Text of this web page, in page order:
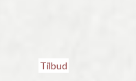
Tilbud